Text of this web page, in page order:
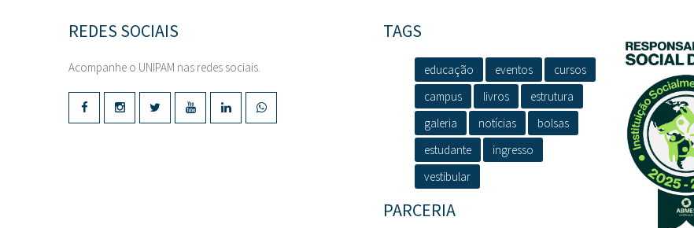
REDES SOCIAIS
Acompanhe o UNIPAM nas redes sociais.
TAGS
educação eventos
cursos
campus
livros
estrutura
galeria
notícias
bolsas
estudante
ingresso
vestibular
PARCERIA